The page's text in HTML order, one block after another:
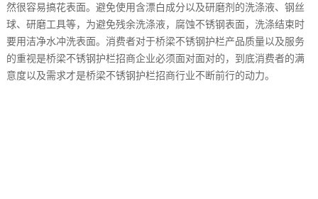
然很容易搞花表面。避免使用含漂白成分以及研磨剂的洗涤液、钢丝
球、研磨工具等，为避免残余洗涤液，腐蚀不锈钢表面，洗涤结束时
要用洁净水冲洗表面。消费者对于桥梁不锈钢护栏产品质量以及服务
的重视是桥梁不锈钢护栏招商企业必须面对面对的，到底消费者的满
意度以及需求才是桥梁不锈钢护栏招商行业不断前行的动力。